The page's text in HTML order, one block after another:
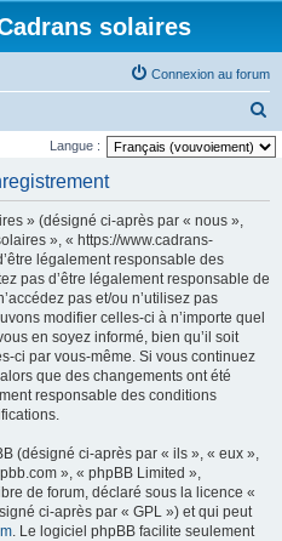
solaires
Connexion au forum
e
Langue :
» (désigné ci-après par « nous »,
», « https://www.cadrans-
légalement responsable des
pas d’être légalement responsable de
pas et/ou n’utilisez pas
modifier celles-ci à n’importe quel
en soyez informé, bien qu’il soit
ci par vous-même. Si vous continuez
que des changements ont été
responsable des conditions
(désigné ci-après par « ils », « eux »,
», « phpBB Limited »,
de forum, déclaré sous la licence «
ci-après par « GPL ») et qui peut
. Le logiciel phpBB facilite seulement